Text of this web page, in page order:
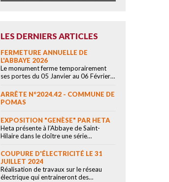
LES DERNIERS ARTICLES
FERMETURE ANNUELLE DE
L'ABBAYE 2026
Le monument ferme temporairement
ses portes du 05 Janvier au 06 Février…
ARRÊTE N°2024.42 - COMMUNE DE
POMAS
EXPOSITION "GENÈSE" PAR HETA
Heta présente à l’Abbaye de Saint-
Hilaire dans le cloître une série…
COUPURE D'ÉLECTRICITÉ LE 31
JUILLET 2024
Réalisation de travaux sur le réseau
électrique qui entraineront des…